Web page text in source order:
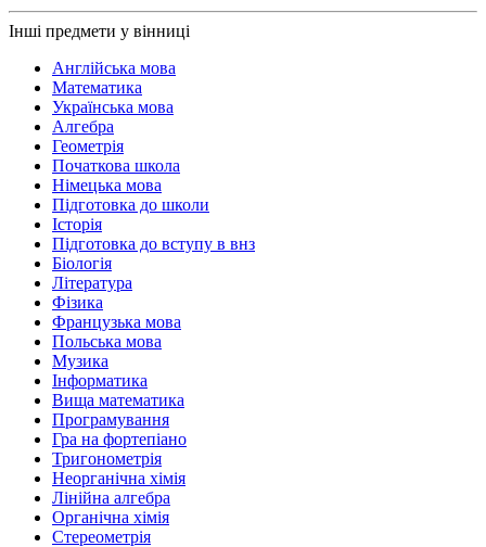
Інші предмети у вінниці
Англійська мова
Математика
Українська мова
Алгебра
Геометрія
Початкова школа
Німецька мова
Підготовка до школи
Історія
Підготовка до вступу в внз
Біологія
Література
Фізика
Французька мова
Польська мова
Музика
Інформатика
Вища математика
Програмування
Гра на фортепіано
Тригонометрія
Неорганічна хімія
Лінійна алгебра
Органічна хімія
Стереометрія